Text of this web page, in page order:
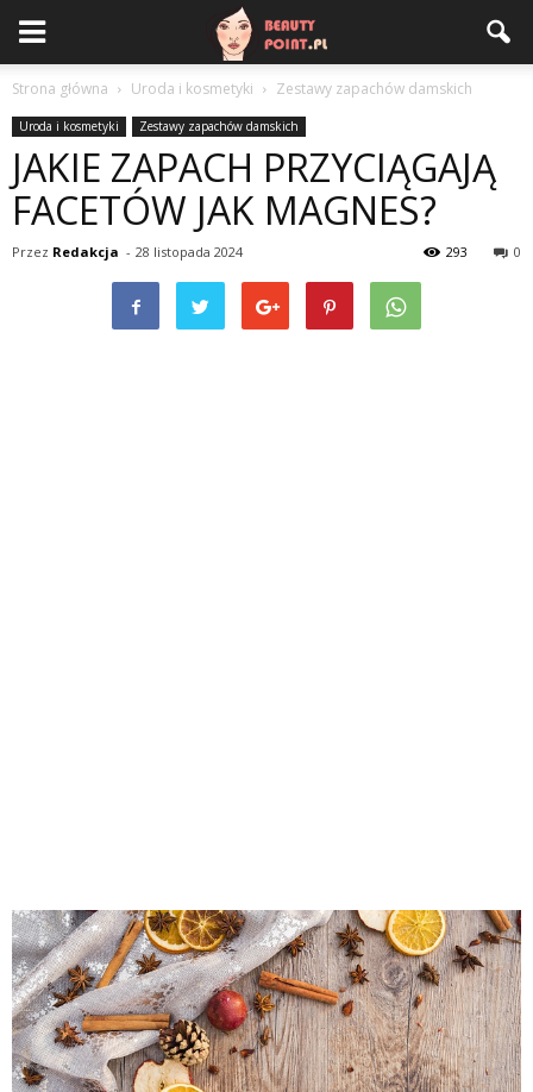
Strona główna Uroda i kosmetyki Zestawy zapachów damskich
Uroda i kosmetyki Zestawy zapachów damskich
JAKIE ZAPACH PRZYCIĄGAJĄ
FACETÓW JAK MAGNES?
Przez Redakcja - 28 listopada 2024 0
293